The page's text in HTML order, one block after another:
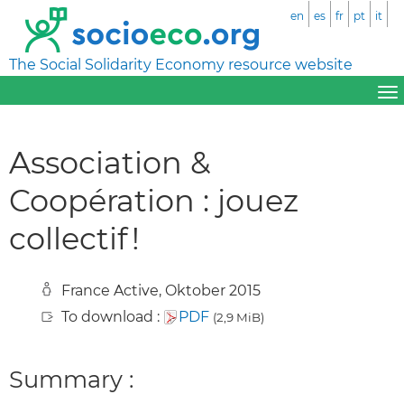
The Social Solidarity Economy resource website
en es fr pt it
Association &
Coopération : jouez
collectif !
France Active, Oktober 2015
To download :
PDF (2,9 MiB)
Summary :